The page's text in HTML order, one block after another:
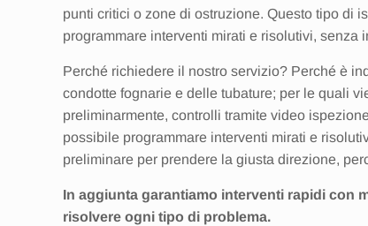
punti critici o zone di ostruzione. Questo tipo di
programmare interventi mirati e risolutivi, senza
Perché richiedere il nostro servizio? Perché è
condotte fognarie e delle tubature; per le quali
preliminarmente, controlli tramite video
possibile programmare interventi mirati e
preliminare per prendere la giusta direzione,
In aggiunta garantiamo interventi rapidi con
risolvere ogni tipo di problema.